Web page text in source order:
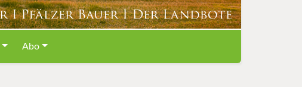
Abo